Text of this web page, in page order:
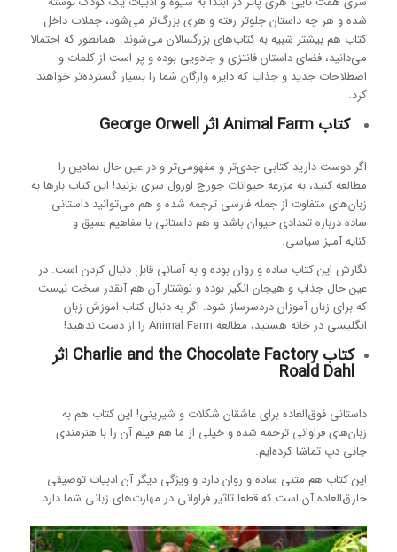
شده و هر چه داستان جلوتر رفته و هری بزرگ‌تر می‌شود، جملات داخل
کتاب هم بیشتر شبیه به کتاب‌های بزرگسالان می‌شوند. همانطور که احتمالا
می‌دانید، فضای داستان فانتزی و جادویی بوده و پر است از کلمات و
اصطلاحات جدید و جذاب که دایره وازگان شما را بسیار گسترده‌تر خواهند
کرد.
کتاب Animal Farm اثر George Orwell
اگر دوست دارید کتابی جدی‌تر و مفهومی‌تر و در عین حال نمادین را
مطالعه کنید، به مزرعه حیوانات جورج اورول سری بزنید! این کتاب بارها به
زبان‌های متفاوت از جمله فارسی ترجمه شده و هم می‌توانید داستانی
ساده درباره تعدادی حیوان باشد و هم داستانی با مفاهیم عمیق و
کنایه ‌آمیز سیاسی.
نگارش این کتاب ساده و روان بوده و به آسانی قابل دنبال کردن است. در
عین حال جذاب و هیجان انگیز بوده و نوشتار آن هم آنقدر سخت نیست
که برای زبان آموزان دردسرساز شود. اگر به دنبال کتاب اموزش زبان
انگلیسی در خانه هستید، مطالعه Animal Farm را از دست ندهید!
کتاب Charlie and the Chocolate Factory اثر
Roald Dahl
داستانی فوق‌العاده برای عاشقان شکلات و شیرینی! این کتاب هم به
زبان‌های فراوانی ترجمه شده و خیلی از ما هم فیلم آن را با هنرمندی
جانی دپ تماشا کرده‌ایم.
این کتاب هم متنی ساده و روان دارد و ویژگی دیگر آن ادبیات توصیفی
خارق‌العاده آن است که قطعا تاثیر فراوانی در مهارت‌های زبانی شما دارد.